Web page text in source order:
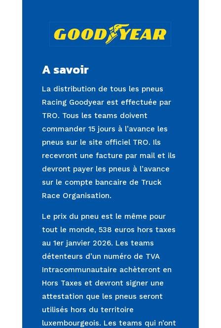
A savoir
La distribution de tous les pneus
Racing Goodyear est effectuée par
TRO. Tous les teams doivent
commander 15 jours à l’avance les
pneus sur le site officiel TRO. Ils
recevront une facture par mail et ils
devront payer les pneus à l’avance
sur le compte bancaire de Truck
Race Organisation.
Le prix du pneu est le même pour
tout le monde, 538 euros hors taxes
au 1er janvier 2026. Les teams
détenteurs d’un numéro de TVA
Intracommunautaire achèteront en
Hors Taxes et devront signer une
attestation que les pneus seront
utilisés hors du territoire
luxembourgeois. Les teams qui n’ont